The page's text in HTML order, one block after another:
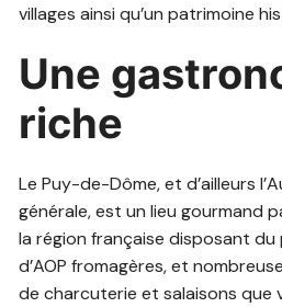
villages ainsi qu’un patrimoine
Une
riche
Le Puy-de-Dôme, et d’ailleurs
générale, est un lieu gourmand
la région française disposant du
d’AOP fromagères, et
de charcuterie et salaisons que